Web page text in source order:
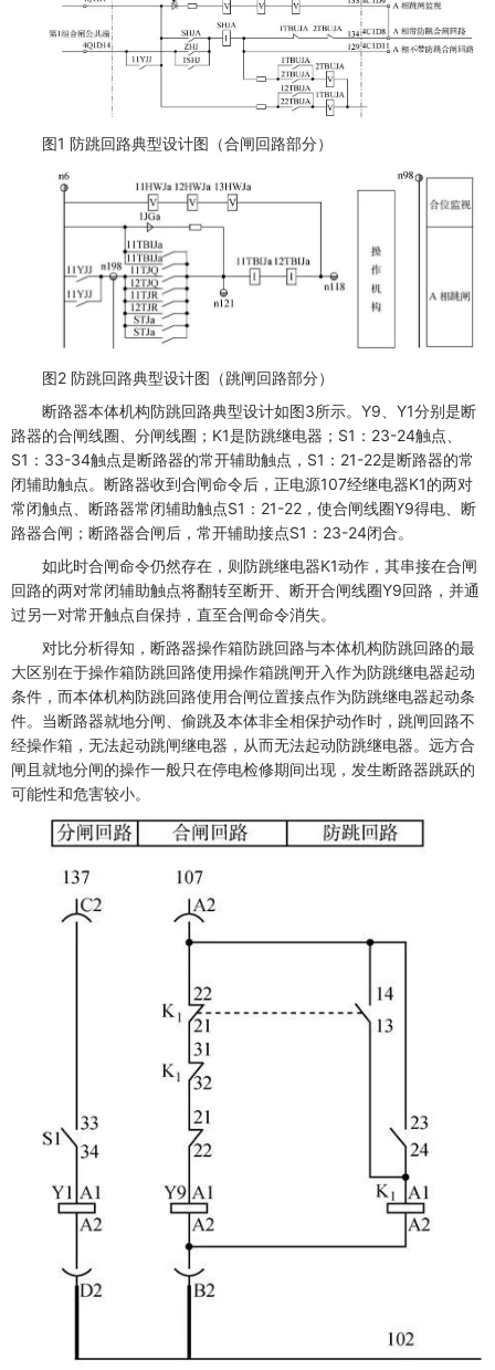
图1 防跳回路典型设计图（合闸回路部分）
图2 防跳回路典型设计图（跳闸回路部分）
断路器本体机构防跳回路典型设计如图3所示。Y9、Y1分别是断
路器的合闸线圈、分闸线圈；K1是防跳继电器；S1：23-24触点、
S1：33-34触点是断路器的常开辅助触点，S1：21-22是断路器的常
闭辅助触点。断路器收到合闸命令后，正电源107经继电器K1的两对
常闭触点、断路器常闭辅助触点S1：21-22，使合闸线圈Y9得电、断
路器合闸；断路器合闸后，常开辅助接点S1：23-24闭合。
如此时合闸命令仍然存在，则防跳继电器K1动作，其串接在合闸
回路的两对常闭辅助触点将翻转至断开、断开合闸线圈Y9回路，并通
过另一对常开触点自保持，直至合闸命令消失。
对比分析得知，断路器操作箱防跳回路与本体机构防跳回路的最
大区别在于操作箱防跳回路使用操作箱跳闸开入作为防跳继电器起动
条件，而本体机构防跳回路使用合闸位置接点作为防跳继电器起动条
件。当断路器就地分闸、偷跳及本体非全相保护动作时，跳闸回路不
经操作箱，无法起动跳闸继电器，从而无法起动防跳继电器。远方合
闸且就地分闸的操作一般只在停电检修期间出现，发生断路器跳跃的
可能性和危害较小。